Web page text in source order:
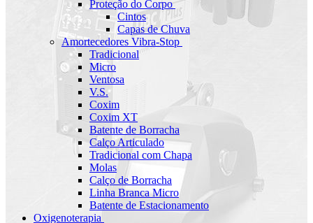
Proteção do Corpo
Cintos
Capas de Chuva
Amortecedores Vibra-Stop
Tradicional
Micro
Ventosa
V.S.
Coxim
Coxim XT
Batente de Borracha
Calço Articulado
Tradicional com Chapa
Molas
Calço de Borracha
Linha Branca Micro
Batente de Estacionamento
Oxigenoterapia